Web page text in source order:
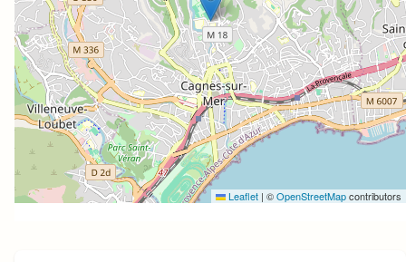
Leaflet | ©OpenStreetMapcontributors